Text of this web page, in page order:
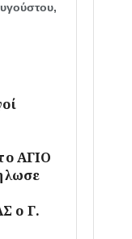
ΑΓΙΟ
ο Γ.